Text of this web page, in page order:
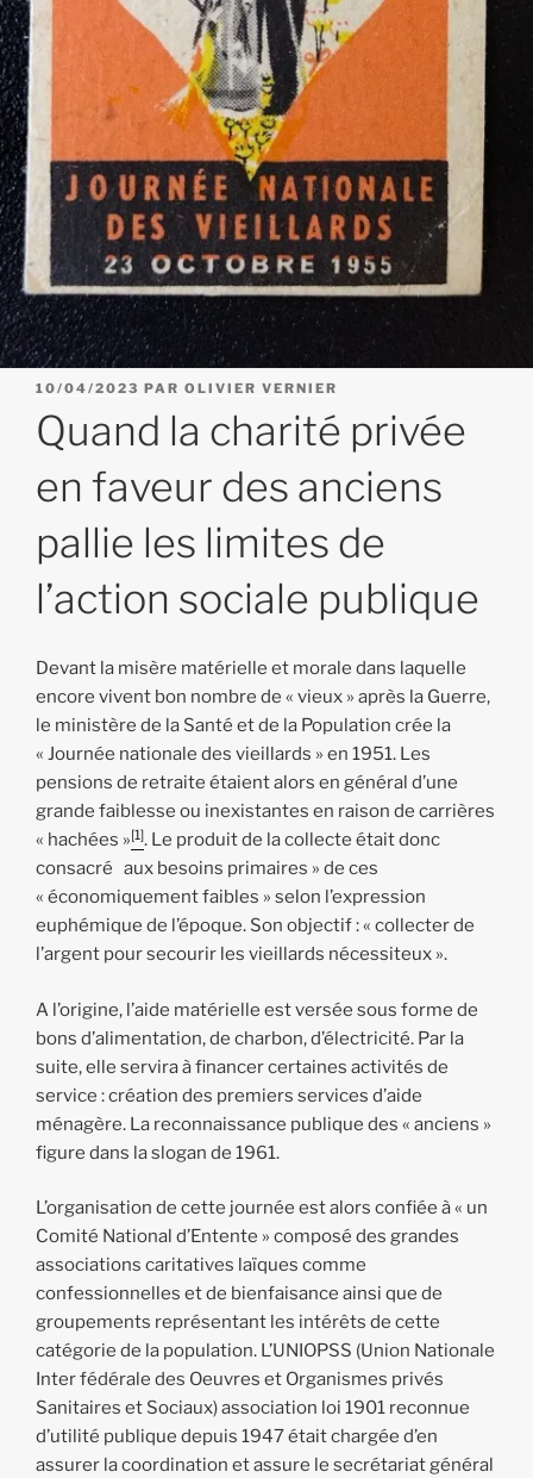
PUBLIÉ
10/04/2023 PAR OLIVIER VERNIER
Quand la charité privée
en faveur des anciens
pallie les limites de
l’action sociale publique
Devant la misère matérielle et morale dans laquelle
encore vivent bon nombre de « vieux » après la Guerre,
le ministère de la Santé et de la Population crée la
« Journée nationale des vieillards » en 1951. Les
pensions de retraite étaient alors en général d’une
grande faiblesse ou inexistantes en raison de carrières
« hachées »[1]. Le produit de la collecte était donc
consacré aux besoins primaires » de ces
« économiquement faibles » selon l’expression
euphémique de l’époque. Son objectif : « collecter de
l’argent pour secourir les vieillards nécessiteux ».
A l’origine, l’aide matérielle est versée sous forme de
bons d’alimentation, de charbon, d’électricité. Par la
suite, elle servira à financer certaines activités de
service : création des premiers services d’aide
ménagère. La reconnaissance publique des « anciens »
figure dans la slogan de 1961.
L’organisation de cette journée est alors confiée à « un
Comité National d’Entente » composé des grandes
associations caritatives laïques comme
confessionnelles et de bienfaisance ainsi que de
groupements représentant les intérêts de cette
catégorie de la population. L’UNIOPSS (Union Nationale
Inter fédérale des Oeuvres et Organismes privés
Sanitaires et Sociaux) association loi 1901 reconnue
d’utilité publique depuis 1947 était chargée d’en
assurer la coordination et assure le secrétariat général